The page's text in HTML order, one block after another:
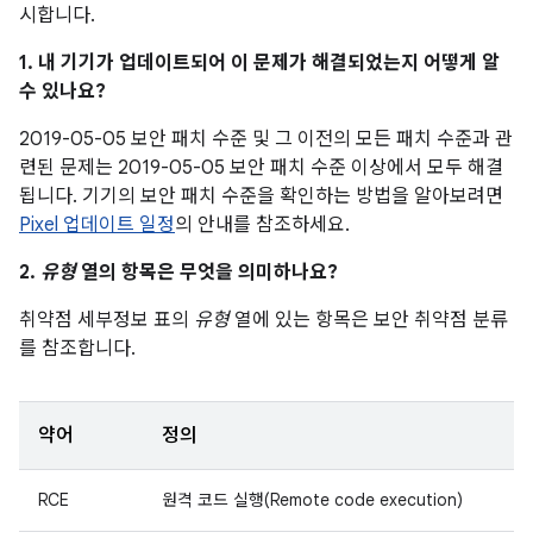
시합니다.
1. 내 기기가 업데이트되어 이 문제가 해결되었는지 어떻게 알
수 있나요?
2019-05-05 보안 패치 수준 및 그 이전의 모든 패치 수준과 관
련된 문제는 2019-05-05 보안 패치 수준 이상에서 모두 해결
됩니다. 기기의 보안 패치 수준을 확인하는 방법을 알아보려면
Pixel 업데이트 일정의 안내를 참조하세요.
2. 유형열의 항목은 무엇을 의미하나요?
취약점 세부정보 표의 유형열에 있는 항목은 보안 취약점 분류
를 참조합니다.
약어 정의
RCE 원격 코드 실행(Remote code execution)